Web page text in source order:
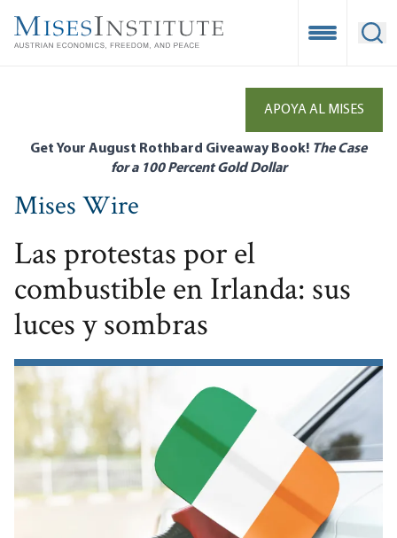
main
Open
APOYA AL MISES
Get Your August Rothbard Giveaway Book! The Case
for a 100 Percent Gold Dollar
Mises Wire
Las protestas por el
combustible en Irlanda: sus
luces y sombras